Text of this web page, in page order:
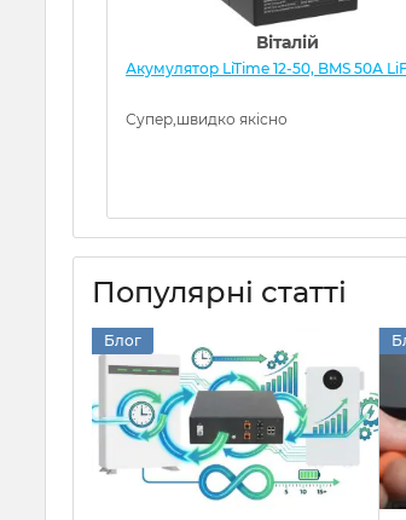
Віталій
Акумулятор LiTime 12-50, BMS 50А
Супер,швидко якісно
Популярні статті
Блог